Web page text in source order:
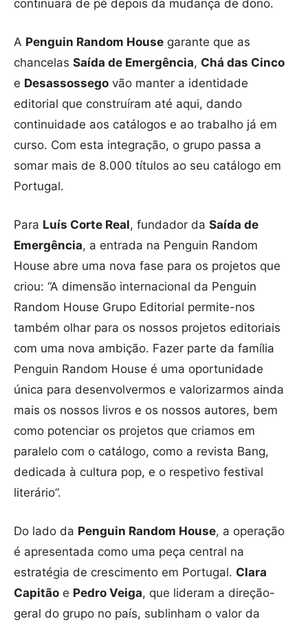
continuará de pé depois da mudança de dono.
A Penguin Random House garante que as
chancelas Saída de Emergência, Chá das Cinco
e Desassossego vão manter a identidade
editorial que construíram até aqui, dando
continuidade aos catálogos e ao trabalho já em
curso. Com esta integração, o grupo passa a
somar mais de 8.000 títulos ao seu catálogo em
Portugal.
Para Luís Corte Real, fundador da Saída de
Emergência, a entrada na Penguin Random
House abre uma nova fase para os projetos que
criou: “A dimensão internacional da Penguin
Random House Grupo Editorial permite-nos
também olhar para os nossos projetos editoriais
com uma nova ambição. Fazer parte da família
Penguin Random House é uma oportunidade
única para desenvolvermos e valorizarmos ainda
mais os nossos livros e os nossos autores, bem
como potenciar os projetos que criamos em
paralelo com o catálogo, como a revista Bang,
dedicada à cultura pop, e o respetivo festival
literário”.
Do lado da Penguin Random House, a operação
é apresentada como uma peça central na
estratégia de crescimento em Portugal. Clara
Capitão e Pedro Veiga, que lideram a direção-
geral do grupo no país, sublinham o valor da